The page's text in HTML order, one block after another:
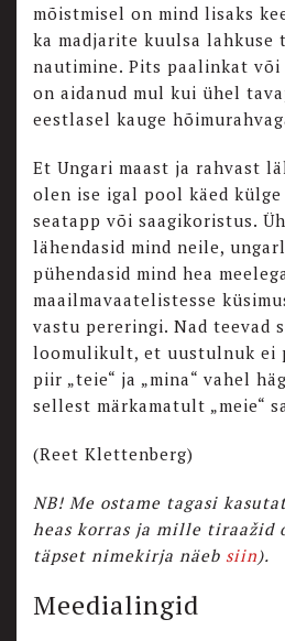
mõistmisel on mind lisaks
ka madjarite kuulsa lahkuse
nautimine. Pits paalinkat
on aidanud mul kui ühel
eestlasel kauge
Et Ungari maast ja rahvast
olen ise igal pool käed
seatapp või saagikoristus.
lähendasid mind neile,
pühendasid mind hea
maailmavaatelistesse
vastu pereringi. Nad teevad
loomulikult, et uustulnuk ei
piir „teie“ ja „mina“ vahel
sellest märkamatult „meie“
(Reet Klettenberg)
NB! Me ostame tagasi
heas korras ja mille tiraažid
täpset nimekirja näeb siin ).
Meedialingid